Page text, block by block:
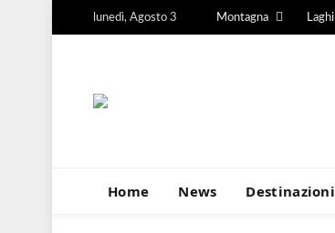
lunedì, Agosto 3 Montagna Laghi
Home News Destinazioni